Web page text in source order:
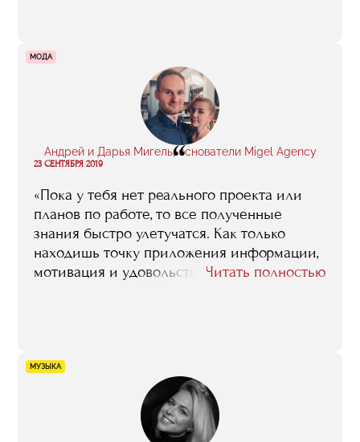
Мариновой. Пока — это мое субъективное
мнение — это лучшая образовательная
площадка для изучения менеджмента в
области искусства».
МОДА
Андрей и Дарья Мигель, основатели Migel Agency
“
23 СЕНТЯБРЯ 2019
«Пока у тебя нет реального проекта или
планов по работе, то все полученные
знания быстро улетучатся. Как только
находишь точку приложения информации,
мотивация и удовольствие сразу взлетают,
лучше запоминается весь механизм
запуска таргетированной рекламы и так
Читать полностью
МУЗЫКА